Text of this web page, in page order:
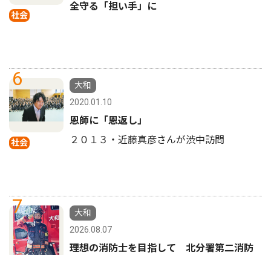
社会
全守る「担い手」に
6
社会
大和
2020.01.10
恩師に「恩返し」
２０１３・近藤真彦さんが渋中訪問
7
大和
2026.08.07
理想の消防士を目指して 北分署第二消防